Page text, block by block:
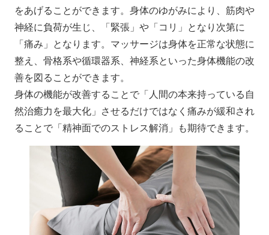
をあげることができます。身体のゆがみにより、筋肉や
神経に負荷が生じ、「緊張」や「コリ」となり次第に
「痛み」となります。マッサージは身体を正常な状態に
整え、骨格系や循環器系、神経系といった身体機能の改
善を図ることができます。
身体の機能が改善することで「人間の本来持っている自
然治癒力を最大化」させるだけではなく痛みが緩和され
ることで「精神面でのストレス解消」も期待できます。